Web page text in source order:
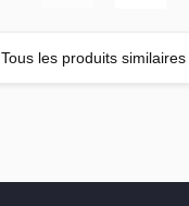
Tous les produits similaires